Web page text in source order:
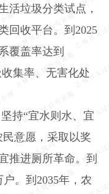
活垃圾分类试点，
回收平台。到 2025
覆盖率达到
集率、无害化处
持“宜水则水、宜
意愿，采取以奖
推进厕所革命。到
户。到 2035年，农